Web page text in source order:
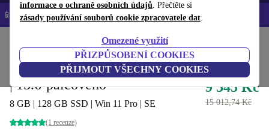
informace o ochraně osobních údajů. Přečtěte si
zásady používání souborů cookie zpracovatele dat.
Omezené využití
PŘIZPŮSOBENÍ COOKIES
PŘIJMOUT VŠECHNY COOKIES
📱 -5 % NAVÍC na všechny iPhony – kód: IPHONEDEAL-
Notebooky Notebooky Dell
Dell Latitude 3510 | i5-10210U
| 15.6-palcového
8 GB | 128 GB SSD | Win 11 Pro | SE
(1 recenze)
9 545 Kč
15 012,74 Kč